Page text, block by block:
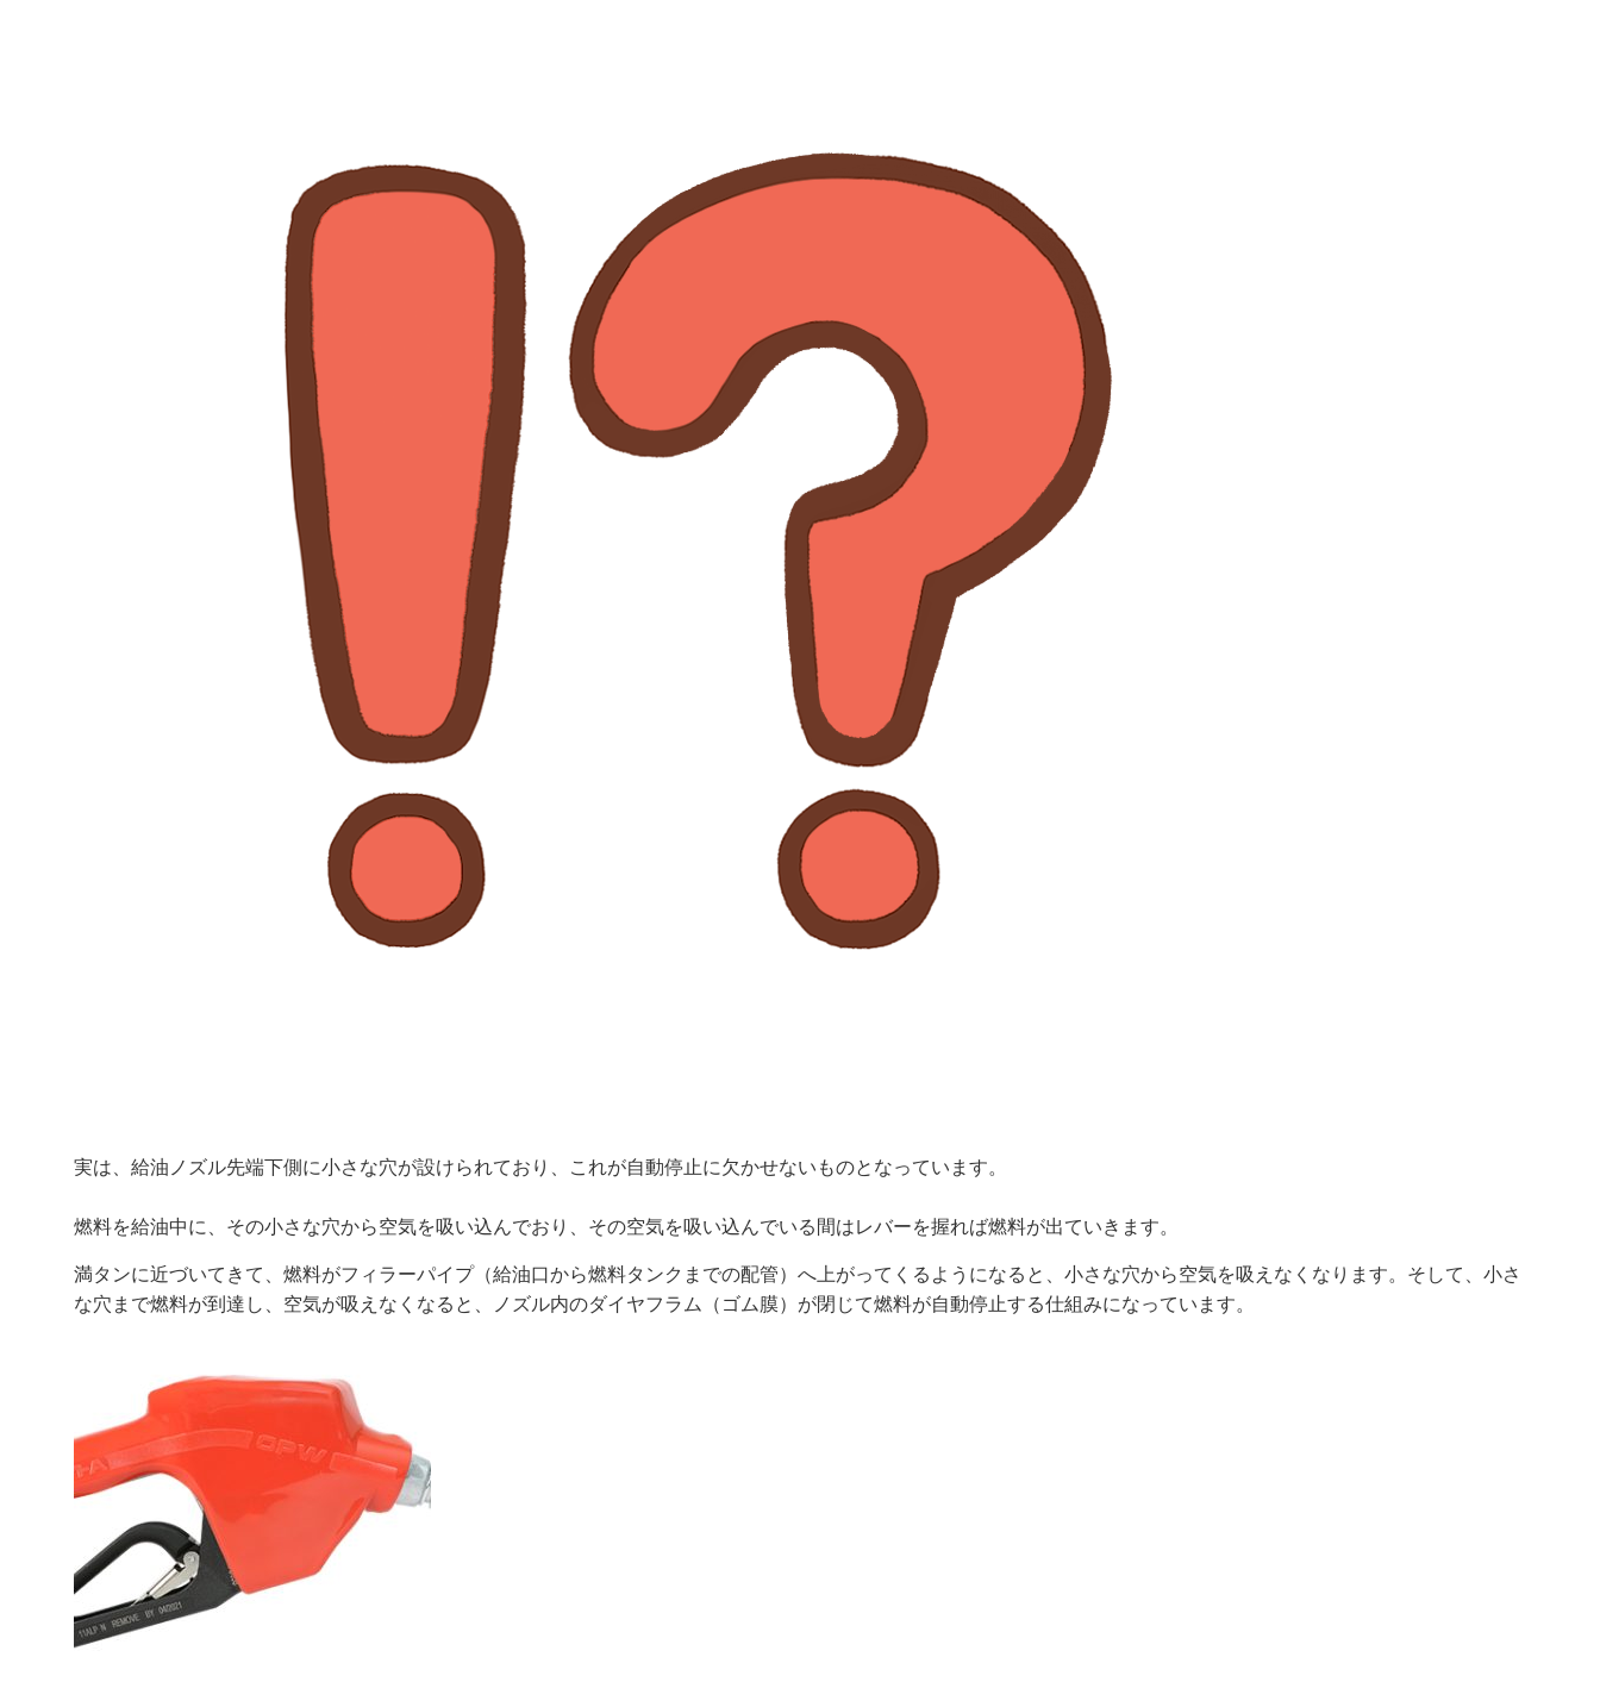
実は、給油ノズル先端下側に小さな穴が設けられており、これが自動停止に欠かせないものとなっています。
燃料を給油中に、その小さな穴から空気を吸い込んでおり、その空気を吸い込んでいる間はレバーを握れば燃料が出ていきます。
満タンに近づいてきて、燃料がフィラーパイプ（給油口から燃料タンクまでの配管）へ上がってくるようになると、小さな穴から空気を吸えなくなります。そして、小さ
な穴まで燃料が到達し、空気が吸えなくなると、ノズル内のダイヤフラム（ゴム膜）が閉じて燃料が自動停止する仕組みになっています。